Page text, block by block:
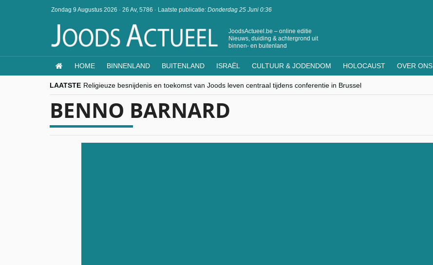
Zondag 9 Augustus 2026 · 26 Av, 5786 · Laatste publicatie: Donderdag 25 Juni 0:36
JoodsActueel.be – online editie
Nieuws, duiding & achtergrond uit
binnen- en buitenland
HOME BINNENLAND BUITENLAND ISRAËL CULTUUR & JODENDOM HOLOCAUST OVER ONS
LAATSTE Religieuze besnijdenis en toekomst van Joods leven centraal tijdens conferentie in Brussel
“Besnijdenisdebat toont hoe moeilijk seculiere Westen minderheden begrijpt”, Jinnih Beels (Vooruit)
CITYTRIP | ROEMENIË – Boekarest: de verrassing van Oost-Europa
“Vandaag zit elke Jood in België op de beklaagdenbank”
goKosher lanceert nieuwe website en samenwerking met Mishpacha voor kosher travel en simchas wereldwijd
BENNO BARNARD